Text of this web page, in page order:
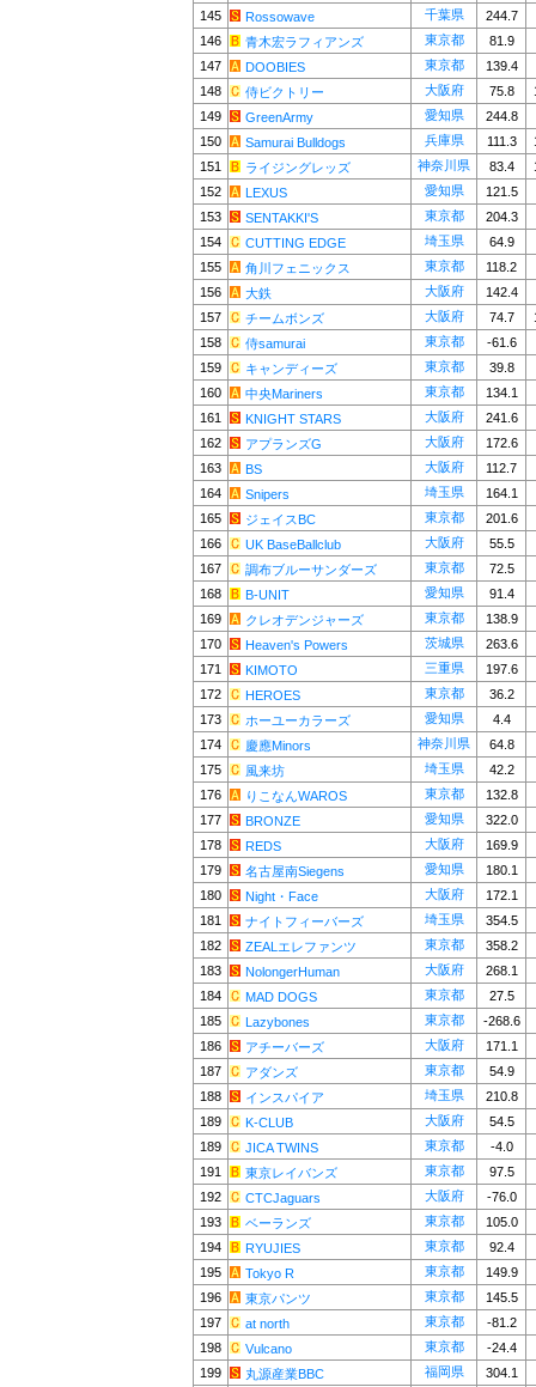
145
Rossowave 千葉県
244.7
146
青木宏ラフィアンズ 東京都
81.9
147
DOOBIES 東京都
139.4
148
侍ビクトリー 大阪府 75.8
149
GreenArmy 愛知県
244.8
150
Samurai Bulldogs 兵庫県 111.3
151
ライジングレッズ 神奈川県 83.4
152
LEXUS 愛知県
121.5
153
SENTAKKI'S 東京都
204.3
154
CUTTING EDGE 埼玉県
64.9
155
角川フェニックス 東京都
118.2
156
大鉄 大阪府
142.4
157
チームボンズ 大阪府 74.7
158
侍samurai 東京都
-61.6
159
キャンディーズ 東京都
39.8
160
中央Mariners 東京都
134.1
161
KNIGHT STARS 大阪府
241.6
162
アプランズG 大阪府
172.6
163
BS 大阪府
112.7
164
Snipers 埼玉県
164.1
165
ジェイスBC 東京都
201.6
166
UK BaseBallclub 大阪府
55.5
167
調布ブルーサンダーズ 東京都
72.5
168
B-UNIT 愛知県
91.4
169
クレオデンジャーズ 東京都
138.9
170
Heaven's Powers 茨城県
263.6
171
KIMOTO 三重県
197.6
172
HEROES 東京都
36.2
173
ホーユーカラーズ 愛知県
4.4
174
慶應Minors 神奈川県
64.8
175
風来坊 埼玉県
42.2
176
りこなんWAROS 東京都
132.8
177
BRONZE 愛知県
322.0
178
REDS 大阪府
169.9
179
名古屋南Siegens 愛知県
180.1
180
Night・Face 大阪府
172.1
181
ナイトフィーバーズ 埼玉県
354.5
182
ZEALエレファンツ 東京都
358.2
183
NolongerHuman 大阪府
268.1
184
MAD DOGS 東京都
27.5
185
Lazybones 東京都
-268.6
186
アチーバーズ 大阪府
171.1
187
アダンズ 東京都
54.9
188
インスパイア 埼玉県
210.8
189
K-CLUB 大阪府
54.5
189
JICA TWINS 東京都
-4.0
191
東京レイバンズ 東京都
97.5
192
CTCJaguars 大阪府
-76.0
193
ベーランズ 東京都
105.0
194
RYUJIES 東京都
92.4
195
Tokyo R 東京都
149.9
196
東京パンツ 東京都
145.5
197
at north 東京都
-81.2
198
Vulcano 東京都
-24.4
199
丸源産業BBC 福岡県 304.1